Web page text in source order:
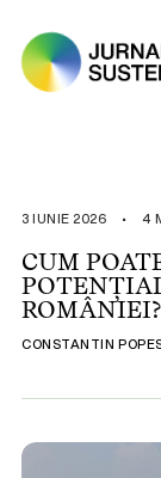
ȘTIRI
OPINII
ESG
COMPANII
3 IUNIE 2026 • 4
CUM
ROMÂNIEI?
CONSTANTIN